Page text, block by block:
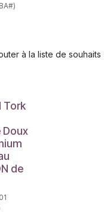
à la liste de souhaits
Tork
Doux
de